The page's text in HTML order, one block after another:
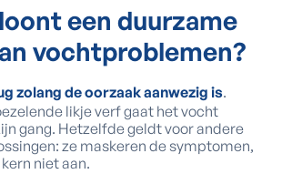
een duurzame
vochtproblemen?
zolang de oorzaak aanwezig is.
likje verf gaat het vocht
gang. Hetzelfde geldt voor andere
ze maskeren de symptomen,
niet aan.